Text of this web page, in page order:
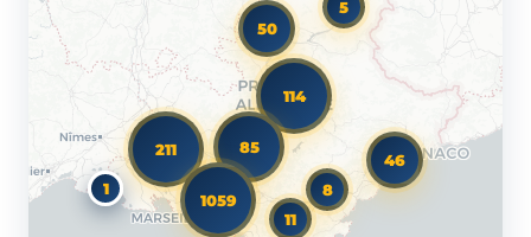
1
11
211
1059
46
8
5
50
85
114